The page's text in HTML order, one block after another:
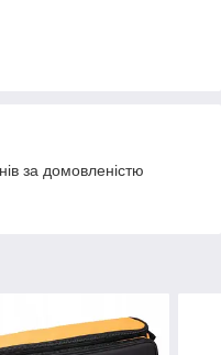
за домовленістю